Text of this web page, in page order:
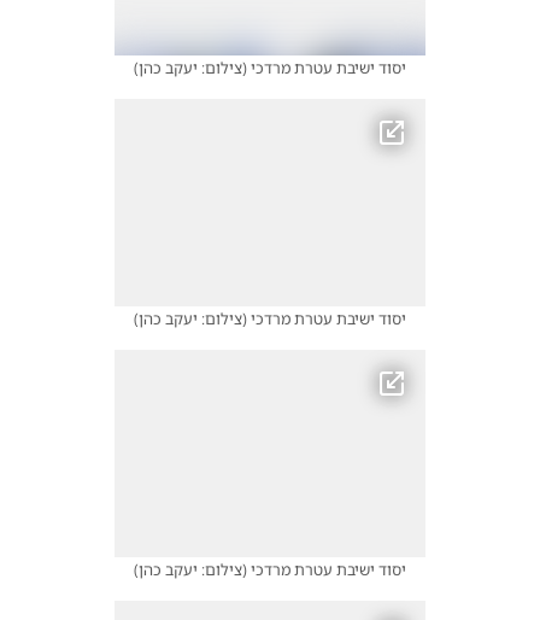
יסוד ישיבת עטרת מרדכי(צילום: יעקב כהן)
יסוד ישיבת עטרת מרדכי(צילום: יעקב כהן)
יסוד ישיבת עטרת מרדכי(צילום: יעקב כהן)